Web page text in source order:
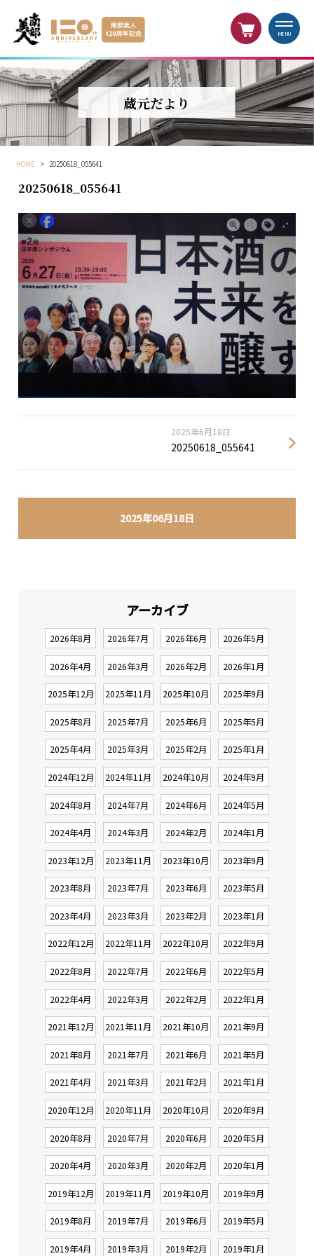
MENU
蔵元だより
HOME > 20250618_055641
2025年06月18日
20250618_055641
2025年6月18日
20250618_055641
アーカイブ
2026年8月 2026年7月 2026年6月 2026年5月
2026年4月 2026年3月 2026年2月 2026年1月
2025年12月 2025年11月 2025年10月 2025年9月
2025年8月 2025年7月 2025年6月 2025年5月
2025年4月 2025年3月 2025年2月 2025年1月
2024年12月 2024年11月 2024年10月 2024年9月
2024年8月 2024年7月 2024年6月 2024年5月
2024年4月 2024年3月 2024年2月 2024年1月
2023年12月 2023年11月 2023年10月 2023年9月
2023年8月 2023年7月 2023年6月 2023年5月
2023年4月 2023年3月 2023年2月 2023年1月
2022年12月 2022年11月 2022年10月 2022年9月
2022年8月 2022年7月 2022年6月 2022年5月
2022年4月 2022年3月 2022年2月 2022年1月
2021年12月 2021年11月 2021年10月 2021年9月
2021年8月 2021年7月 2021年6月 2021年5月
2021年4月 2021年3月 2021年2月 2021年1月
2020年12月 2020年11月 2020年10月 2020年9月
2020年8月 2020年7月 2020年6月 2020年5月
2020年4月 2020年3月 2020年2月 2020年1月
2019年12月 2019年11月 2019年10月 2019年9月
2019年8月 2019年7月 2019年6月 2019年5月
2019年4月 2019年3月 2019年2月 2019年1月